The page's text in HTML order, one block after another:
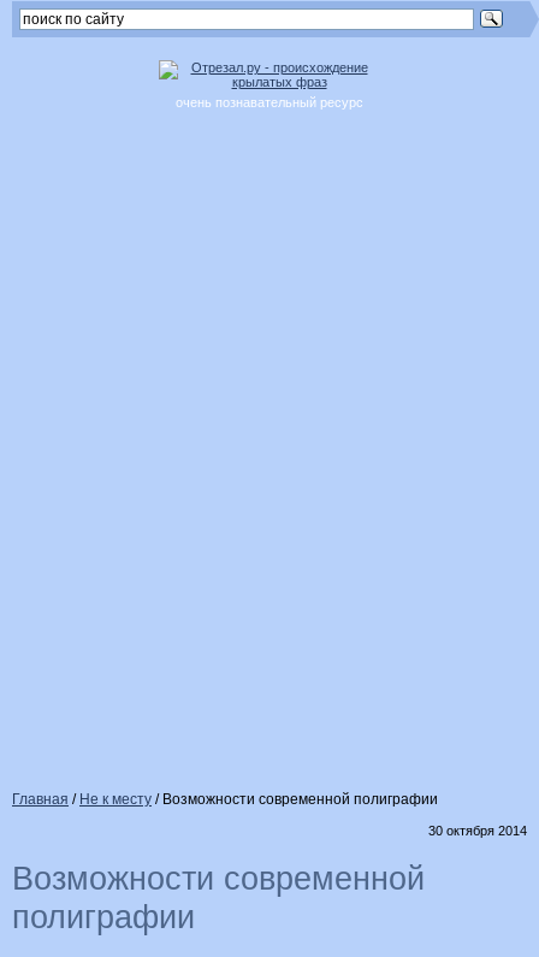
очень познавательный ресурс
Главная / Не к месту / Возможности современной полиграфии
30 октября 2014
Возможности современной
полиграфии